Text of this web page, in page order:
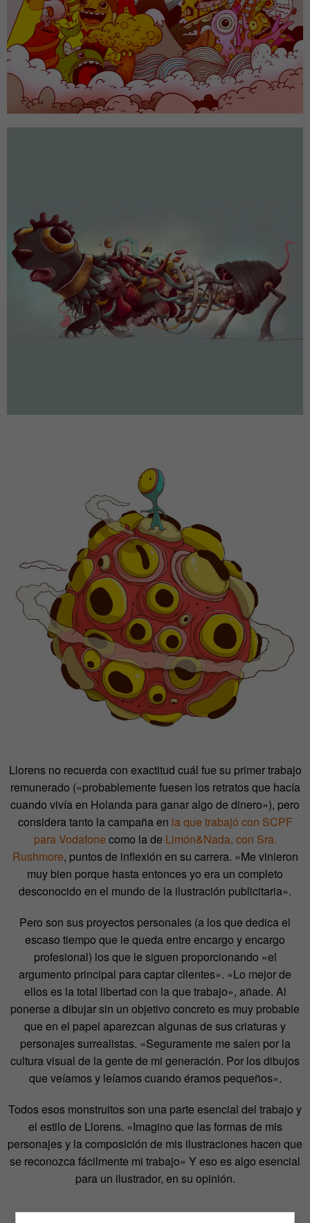
Llorens no recuerda con exactitud cuál fue su primer trabajo
remunerado («probablemente fuesen los retratos que hacía
cuando vivía en Holanda para ganar algo de dinero»), pero
considera tanto la campaña en la que trabajó con SCPF
para Vodafone como la de Limón&Nada, con Sra.
Rushmore, puntos de inflexión en su carrera. «Me vinieron
muy bien porque hasta entonces yo era un completo
desconocido en el mundo de la ilustración publicitaria».
Pero son sus proyectos personales (a los que dedica el
escaso tiempo que le queda entre encargo y encargo
profesional) los que le siguen proporcionando «el
argumento principal para captar clientes». «Lo mejor de
ellos es la total libertad con la que trabajo», añade. Al
ponerse a dibujar sin un objetivo concreto es muy probable
que en el papel aparezcan algunas de sus criaturas y
personajes surrealistas. «Seguramente me salen por la
cultura visual de la gente de mi generación. Por los dibujos
que veíamos y leíamos cuando éramos pequeños».
Todos esos monstruitos son una parte esencial del trabajo y
el estilo de Llorens. «Imagino que las formas de mis
personajes y la composición de mis ilustraciones hacen que
se reconozca fácilmente mi trabajo» Y eso es algo esencial
para un ilustrador, en su opinión.